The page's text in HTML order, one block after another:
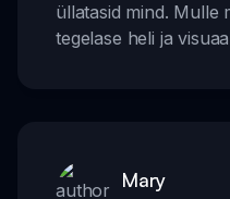
üllatasid mind. Mulle
tegelase heli ja
Mary